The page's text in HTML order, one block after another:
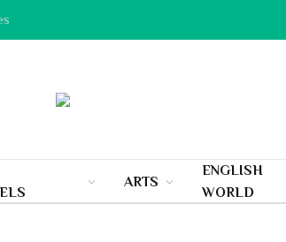
ARTS
ENGLISH
WORLD